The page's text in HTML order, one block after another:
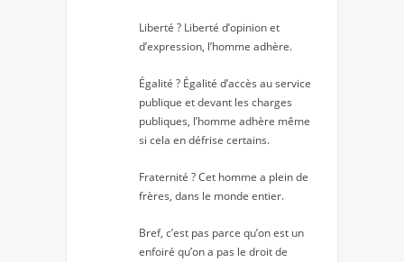
Liberté ? Liberté d’opinion et
d’expression, l’homme adhère.
Égalité ? Égalité d’accès au service
publique et devant les charges
publiques, l’homme adhère même
si cela en défrise certains.
Fraternité ? Cet homme a plein de
frères, dans le monde entier.
Bref, c’est pas parce qu’on est un
enfoiré qu’on a pas le droit de